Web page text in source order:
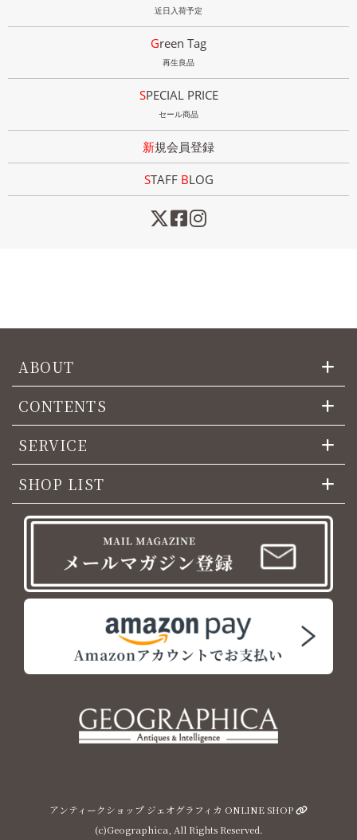
近日入荷予定
Green Tag
再生良品
SPECIAL PRICE
セール商品
新規会員登録
STAFF BLOG
ABOUT
CONTENTS
SERVICE
SHOP LIST
アンティークショップ ジェオグラフィカ ONLINE SHOP
(c)Geographica, All Rights Reserved.